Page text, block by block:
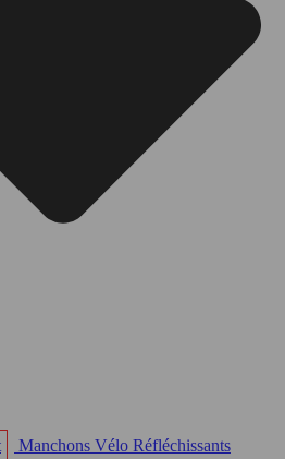
Manchons Vélo Réfléchissants